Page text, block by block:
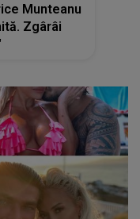
Munteanu
Zgârâi